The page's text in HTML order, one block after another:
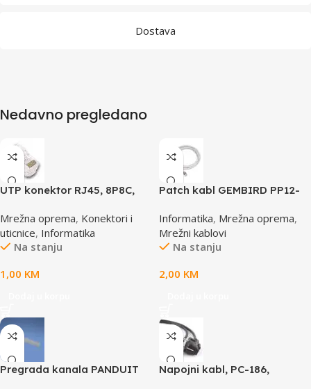
Dostava
Nedavno pregledano
UTP konektor RJ45, 8P8C,
Mrežna oprema, Konektori i
uticnice, Informatika
Na stanju
1,00 KM
Patch kabl GEMBIRD PP12-
Informatika, Mrežna oprema,
Mrežni kablovi
Na stanju
2,00 KM
Pregrada kanala PANDUIT
Napojni kabl, PC-186,